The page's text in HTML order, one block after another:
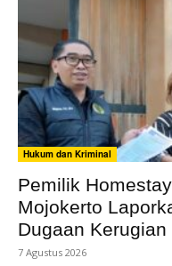
Hukum dan Kriminal
Pemilik
Mojokerto
Dugaan Kerugian
7 Agustus 2026